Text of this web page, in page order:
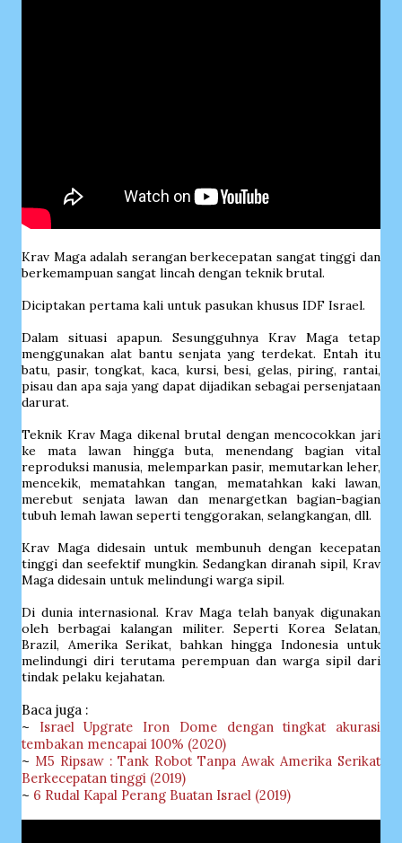
Krav Maga adalah serangan berkecepatan sangat tinggi dan
berkemampuan sangat lincah dengan teknik brutal.
Diciptakan pertama kali untuk pasukan khusus IDF Israel.
Dalam situasi apapun. Sesungguhnya Krav Maga tetap
menggunakan alat bantu senjata yang terdekat. Entah itu
batu, pasir, tongkat, kaca, kursi, besi, gelas, piring, rantai,
pisau dan apa saja yang dapat dijadikan sebagai persenjataan
darurat.
Teknik Krav Maga dikenal brutal dengan mencocokkan jari
ke mata lawan hingga buta, menendang bagian vital
reproduksi manusia, melemparkan pasir, memutarkan leher,
mencekik, mematahkan tangan, mematahkan kaki lawan,
merebut senjata lawan dan menargetkan bagian-bagian
tubuh lemah lawan seperti tenggorakan, selangkangan, dll.
Krav Maga didesain untuk membunuh dengan kecepatan
tinggi dan seefektif mungkin. Sedangkan diranah sipil, Krav
Maga didesain untuk melindungi warga sipil.
Di dunia internasional. Krav Maga telah banyak digunakan
oleh berbagai kalangan militer. Seperti Korea Selatan,
Brazil, Amerika Serikat, bahkan hingga Indonesia untuk
melindungi diri terutama perempuan dan warga sipil dari
tindak pelaku kejahatan.
Baca juga :
~ Israel Upgrate Iron Dome dengan tingkat akurasi
tembakan mencapai 100% (2020)
~ M5 Ripsaw : Tank Robot Tanpa Awak Amerika Serikat
Berkecepatan tinggi (2019)
~ 6 Rudal Kapal Perang Buatan Israel (2019)